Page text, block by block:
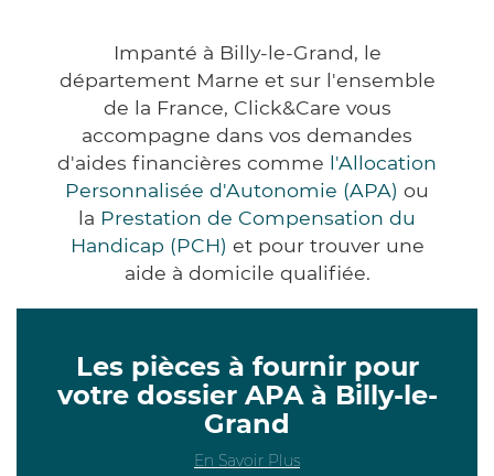
Impanté à Billy-le-Grand, le
département Marne et sur l'ensemble
de la France, Click&Care vous
accompagne dans vos demandes
d'aides financières comme l'Allocation
Personnalisée d'Autonomie (APA) ou
la Prestation de Compensation du
Handicap (PCH) et pour trouver une
aide à domicile qualifiée.
Les pièces à fournir pour
votre dossier APA à Billy-le-
Grand
En Savoir Plus